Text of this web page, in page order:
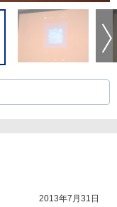
2013年7月31日